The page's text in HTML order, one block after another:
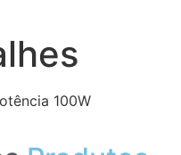
100W